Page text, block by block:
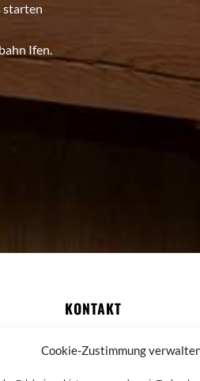
Cookie-Zustimmung
starten
Ifen.
KONTAKT
Fax: +43 (0) 5517 5451